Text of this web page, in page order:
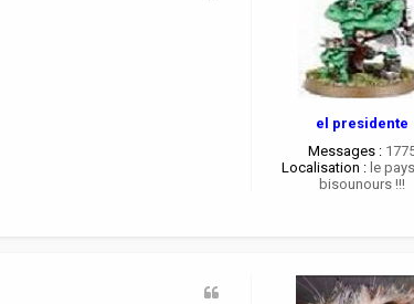
el presidente
Messages :
Localisation :le
bisounours !!!